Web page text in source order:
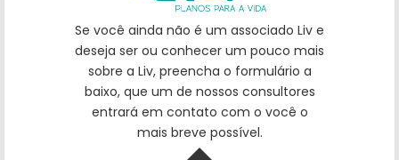
Se você ainda não é um associado Liv e
deseja ser ou conhecer um pouco mais
sobre a Liv, preencha o formulário a
baixo, que um de nossos consultores
entrará em contato com o você o
mais breve possível.